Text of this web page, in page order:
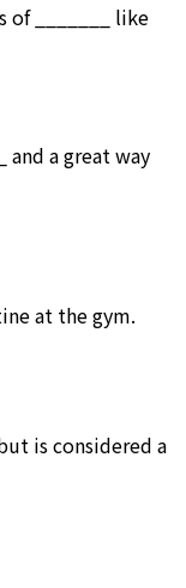
of _______ like
and a great way
at the gym.
is considered a